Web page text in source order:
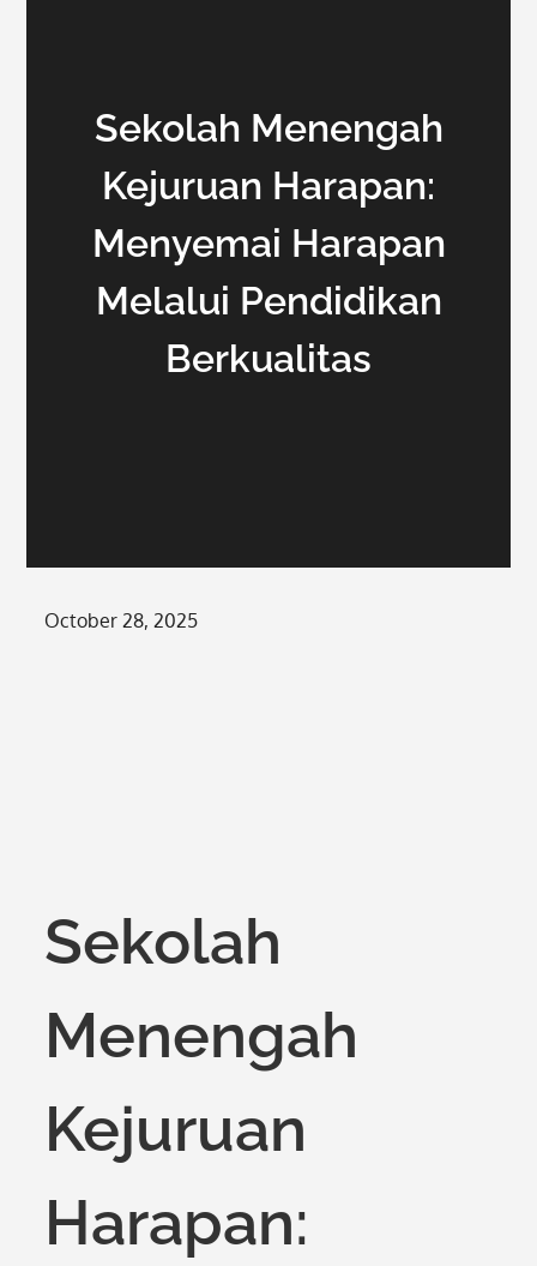
Sekolah Menengah
Kejuruan Harapan:
Menyemai Harapan
Melalui Pendidikan
Berkualitas
Posted
October 28, 2025
Sekolah
Menengah
Kejuruan
Harapan: